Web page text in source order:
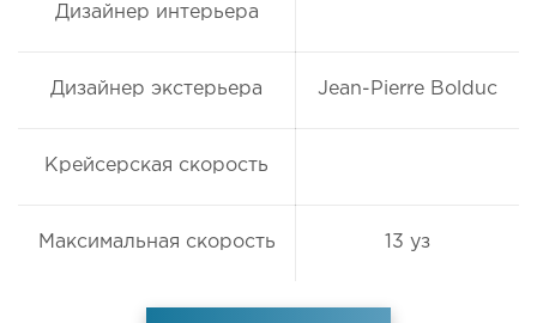
Дизайнер интерьера
Дизайнер экстерьера Jean-Pierre Bolduc
Крейсерская скорость
Максимальная скорость 13 уз